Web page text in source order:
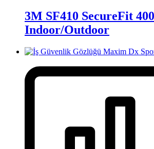
3M SF410 SecureFit 400
Indoor/Outdoor